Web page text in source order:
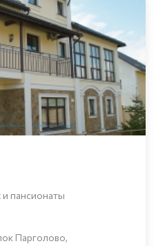
пансионаты
Парголово,